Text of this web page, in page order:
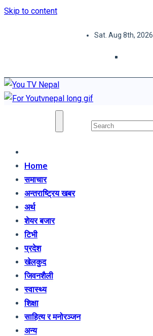
Skip to content
Sat. Aug 8th, 2026
Home
समाचार
अन्तराष्ट्रिय खबर
अर्थ
शेयर बजार
टिभी
प्रदेश
खेलकुद
जिवनशैली
स्वास्थ्य
शिक्षा
साहित्य र मनोरञ्जन
अन्य